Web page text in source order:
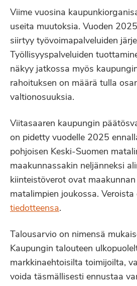
Viime vuosina
useita muutoksia. Vuoden
siirtyy työvoimapalveluiden
Työllisyyspalveluiden
näkyy jatkossa myös
rahoituksen on määrä tulla
valtionosuuksia.
Viitasaaren kaupungin
on pidetty vuodelle 2025
pohjoisen Keski-Suomen
maakunnassakin neljänneksi
kiinteistöverot ovat
matalimpien joukossa. Veroista
tiedotteensa.
Talousarvio on nimensä
Kaupungin talouteen
markkinaehtoisilta toimijoilta,
voida täsmällisesti ennustaa